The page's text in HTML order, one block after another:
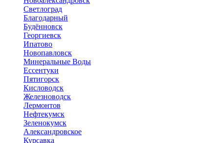
Светлоград
Благодарный
Будённовск
Георгиевск
Ипатово
Новопавловск
Минеральные Воды
Ессентуки
Пятигорск
Кисловодск
Железноводск
Лермонтов
Нефтекумск
Зеленокумск
Александровское
Курсавка